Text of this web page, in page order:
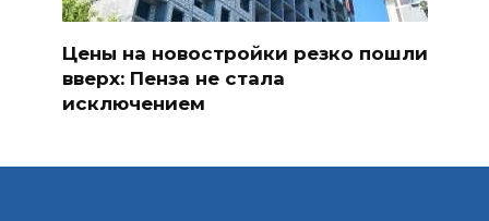
Цены на новостройки резко пошли
вверх: Пенза не стала
исключением